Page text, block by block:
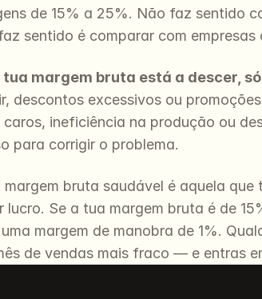
de 15% a 25%. Não faz sentido
sentido é comparar com
tua margem bruta está a descer,
descontos excessivos ou
caros, ineficiência na produção ou
para corrigir o problema.
margem bruta saudável é aquela
lucro. Se a tua margem bruta é de
margem de manobra de 1%.
de vendas mais fraco — e entras